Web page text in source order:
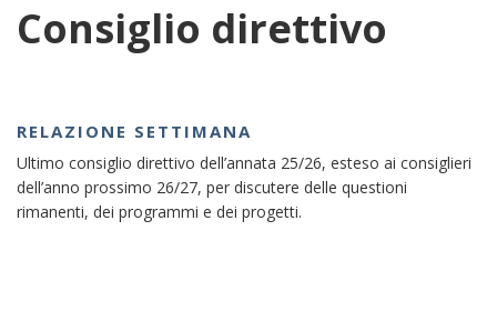
Consiglio direttivo
RELAZIONE SETTIMANA
Ultimo consiglio direttivo dell’annata 25/26, esteso ai consiglieri
dell’anno prossimo 26/27, per discutere delle questioni
rimanenti, dei programmi e dei progetti.